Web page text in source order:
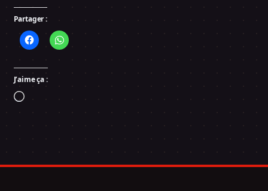
Partager :
J’aime ça :
Chargement…